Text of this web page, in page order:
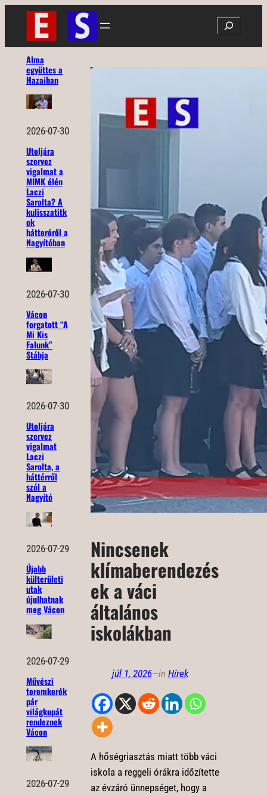
Ugrás
tartalomhoz
Search
Alma
együttes a
Hazaiban
2026-07-30
Utoljára
szervez
vigalmat a
MIMK élén
Laczi
Sarolta? A
kulisszatitk
ok
hátteréről a
Nagyítóban
2026-07-30
Vácon
forgatott “A
Mi Kis
Falunk”
Stábja
2026-07-30
Utoljára
szervez
vigalmat
Laczi
Sarolta, a
háttérről
szól a
Nagyító
2026-07-29
Újabb
külterületi
utak
újulhatnak
meg Vácon
2026-07-29
Művészi
teremkerék
pár
világkupát
rendeznek
Vácon
2026-07-29
Nincsenek
klímaberendezés
ek a váci
általános
iskolákban
júl 1, 2026—in Hírek
A hőségriasztás miatt több váci
iskola a reggeli órákra időzítette
az évzáró ünnepséget, hogy a